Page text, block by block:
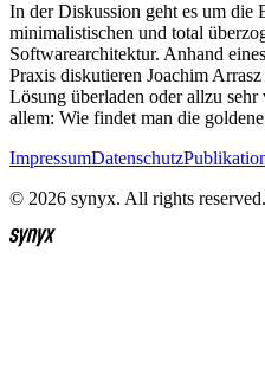
In der Diskussion geht es um die
minimalistischen und total
Softwarearchitektur. Anhand
Praxis diskutieren Joachim
Lösung überladen oder allzu
allem: Wie findet man die
ImpressumDatenschutz
© 2026 synyx. All rights reserved.